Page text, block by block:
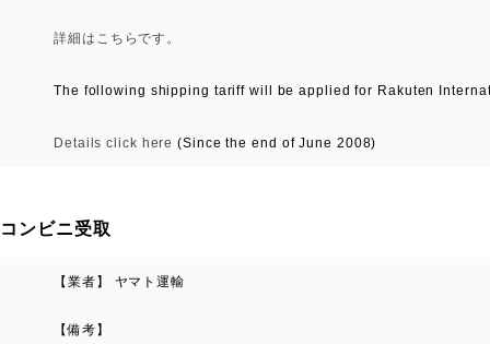
詳細はこちらです。
The following shipping tariff will be applied for Rakuten
Details click here (Since the end of June 2008)
コンビニ受取
【業者】 ヤマト運輸
【備考】